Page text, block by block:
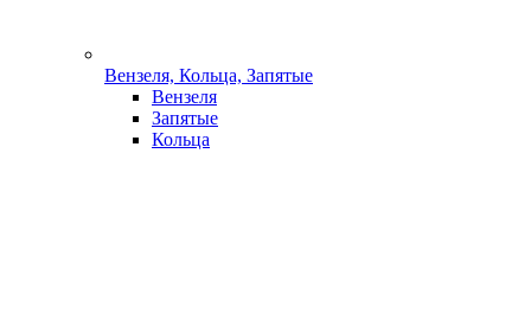
Вензеля, Кольца, Запятые
Вензеля
Запятые
Кольца